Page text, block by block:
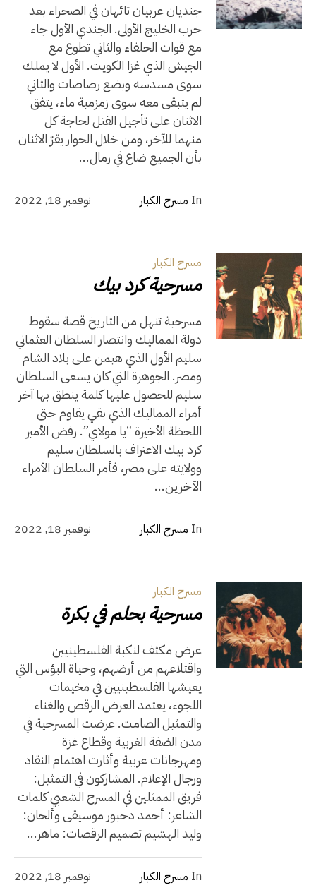
جنديان عربيان تائهان في الصحراء بعد
حرب الخليج الأولى. الجندي الأول جاء
مع قوات الحلفاء والثاني تطوع مع
الجيش الذي غزا الكويت. الأول لا يملك
سوى مسدسه وبضع رصاصات والثاني
لم يتبقى معه سوى زمزمية ماء، يتفق
الاثنان على تأجيل القتل لحاجة كل
منهما للآخر، ومن خلال الحوار يقرّ الاثنان
بأن الجميع ضاع في رمال...
نوفمبر 18, 2022 In مسرح الكبار
مسرح الكبار
مسرحية كرد بيك
مسرحية تنهل من التاريخ قصة سقوط
دولة المماليك وانتصار السلطان العثماني
سليم الأول الذي هيمن على بلاد الشام
ومصر. الجوهرة التي كان يسعى السلطان
سليم للحصول عليها كلمة ينطق بها آخر
أمراء المماليك الذي بقي يقاوم حتى
اللحظة الأخيرة “يا مولاي”. رفض الأمير
كرد بيك الاعتراف بالسلطان سليم
وولايته على مصر، فأمر السلطان الأمراء
الآخرين...
نوفمبر 18, 2022 In مسرح الكبار
مسرح الكبار
مسرحية بحلم في بكرة
عرض مكثف لنكبة الفلسطينيين
واقتلاعهم من أرضهم، وحياة البؤس التي
يعيشها الفلسطينيين في مخيمات
اللجوء، يعتمد العرض الرقص والغناء
والتمثيل الصامت. عرضت المسرحية في
مدن الضفة الغربية وقطاع غزة
ومهرجانات عربية وأثارت اهتمام النقاد
ورجال الإعلام. المشاركون في التمثيل:
فريق الممثلين في المسرح الشعبي كلمات
الشاعر: أحمد دحبور موسيقى وألحان:
وليد الهشيم تصميم الرقصات: ماهر...
نوفمبر 18, 2022 In مسرح الكبار